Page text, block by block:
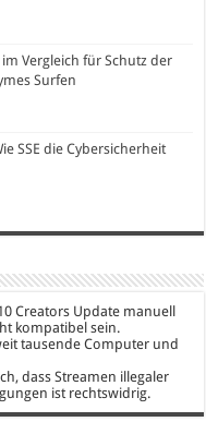
Vergleich für Schutz der
Surfen
SSE die Cybersicherheit
Creators Update manuell
kompatibel sein.
tausende Computer und
dass Streamen illegaler
ist rechtswidrig.